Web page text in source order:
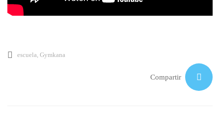
escuela, Gymkana
Compartir